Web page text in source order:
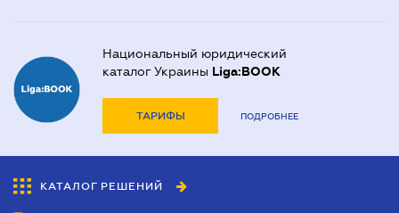
Национальный юридический
каталог Украины Liga:BOOK
ТАРИФЫ ПОДРОБНЕЕ
КАТАЛОГ РЕШЕНИЙ